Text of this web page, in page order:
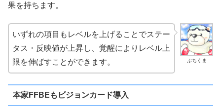
果を持ちます。
ぶちくま
いずれの項目もレベルを上げることでステー
タス・反映値が上昇し、覚醒によりレベル上
限を伸ばすことができます。
本家FFBEもビジョンカード導入